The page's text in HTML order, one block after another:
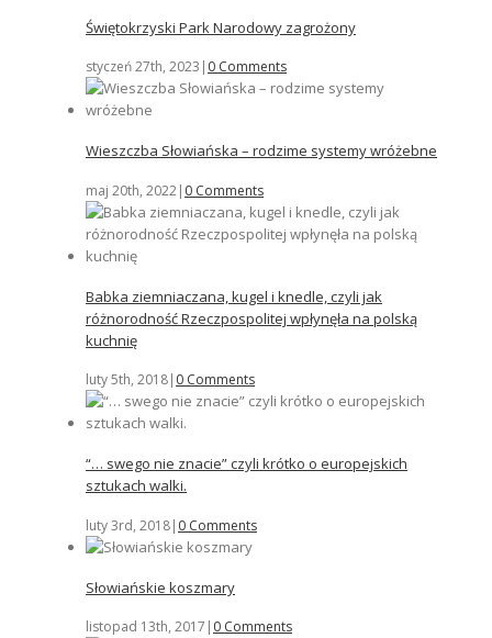
Świętokrzyski Park Narodowy zagrożony
styczeń 27th, 2023 | 0 Comments
Wieszczba Słowiańska – rodzime systemy wróżebne
maj 20th, 2022| 0 Comments
Babka ziemniaczana, kugel i knedle, czyli jak
różnorodność Rzeczpospolitej wpłynęła na polską
kuchnię
luty 5th, 2018| 0 Comments
“… swego nie znacie” czyli krótko o europejskich
sztukach walki.
luty 3rd, 2018| 0 Comments
Słowiańskie koszmary
listopad 13th, 2017 | 0 Comments